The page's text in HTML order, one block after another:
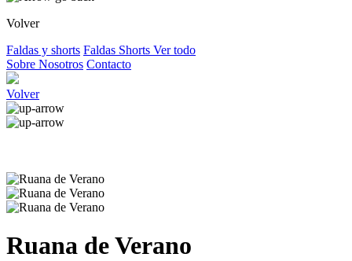
Volver
Faldas y shorts Faldas Shorts Ver todo
Sobre Nosotros Contacto
Volver
Ruana de Verano